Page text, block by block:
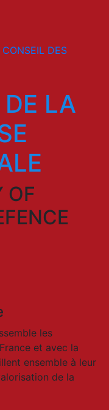
DES
LA
OF
les
et avec la
ensemble à leur
de la